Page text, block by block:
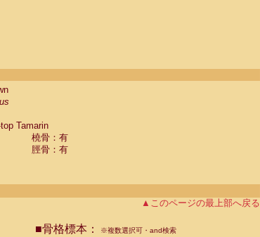
Tamarin
橈骨：有
脛骨：有
▲このページの最上部へ戻る
■骨格標本： ※複数選択可・and検索